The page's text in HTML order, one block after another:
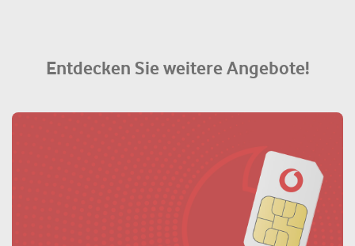
Entdecken Sie weitere Angebote!